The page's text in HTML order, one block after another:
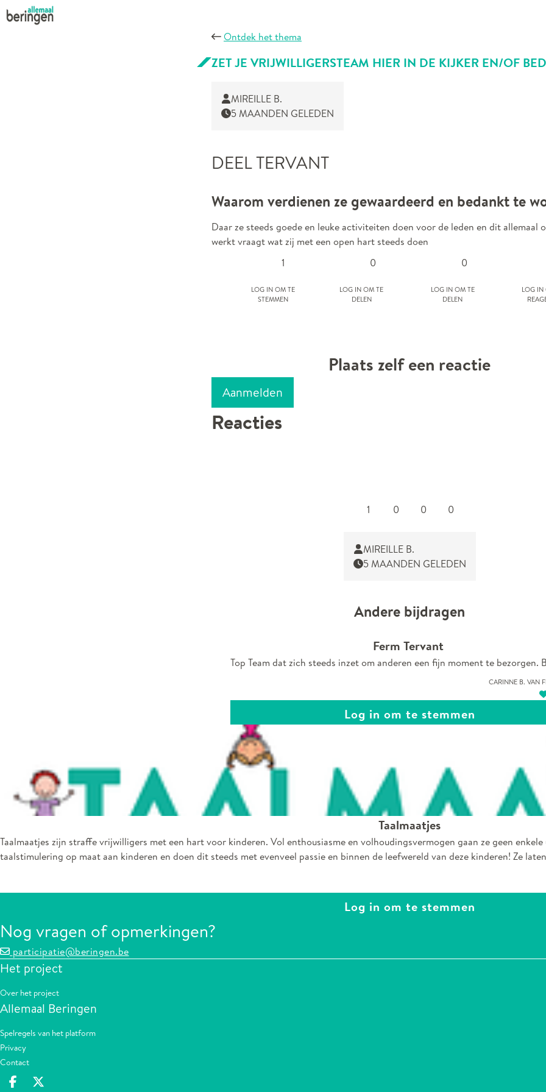
Ontdek het thema
ZET JE VRIJWILLIGERSTEAM HIER IN DE KIJKER EN/OF
MIREILLE B.
5 MAANDEN GELEDEN
DEEL TERVANT
Waarom verdienen ze gewaardeerd en bedankt te
Daar ze steeds goede en leuke activiteiten doen voor de leden en dit allemaal
werkt vraagt wat zij met een open hart steeds doen
1
Log in om te
stemmen
0
Log in om te
delen
0
Log in om te
delen
Log
Plaats zelf een reactie
Aanmelden
Reacties
1 0 0 0
MIREILLE B.
5 MAANDEN GELEDEN
Andere bijdragen
Ferm Tervant
Top Team dat zich steeds inzet om anderen een fijn moment te bezorgen.
Carinne B. van
Log in om te stemmen
Taalmaatjes
Taalmaatjes zijn straffe vrijwilligers met een hart voor kinderen. Vol enthousiasme en volhoudingsvermogen gaan ze geen
taalstimulering op maat aan kinderen en doen dit steeds met evenveel passie en binnen de leefwereld van deze kinderen! Ze
Log in om te stemmen
Nog vragen of opmerkingen?
participatie@beringen.be
Het project
Over het project
Allemaal Beringen
Spelregels van het platform
Privacy
Contact